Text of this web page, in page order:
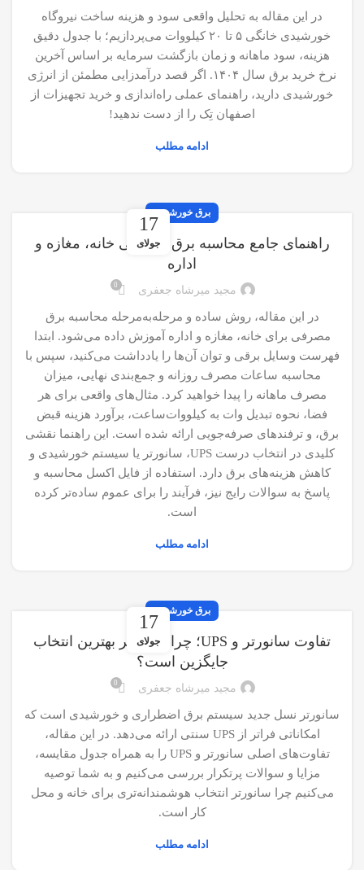
در این مقاله به تحلیل واقعی سود و هزینه ساخت نیروگاه
خورشیدی خانگی ۵ تا ۲۰ کیلووات می‌پردازیم؛ با جدول دقیق
هزینه، سود ماهانه و زمان بازگشت سرمایه بر اساس آخرین
نرخ خرید برق سال ۱۴۰۴. اگر قصد درآمدزایی مطمئن از انرژی
خورشیدی دارید، راهنمای عملی راه‌اندازی و خرید تجهیزات از
اصفهان تِک را از دست ندهید!
ادامه مطلب
17
جولای
برق خورشیدی
راهنمای جامع محاسبه برق مصرفی خانه، مغازه و
اداره
مجید میرشاه جعفری 0
در این مقاله، روش ساده و مرحله‌به‌مرحله محاسبه برق
مصرفی برای خانه، مغازه و اداره آموزش داده می‌شود. ابتدا
فهرست وسایل برقی و توان آن‌ها را یادداشت می‌کنید، سپس با
محاسبه ساعات مصرف روزانه و جمع‌بندی نهایی، میزان
مصرف ماهانه را پیدا خواهید کرد. مثال‌های واقعی برای هر
فضا، نحوه تبدیل وات به کیلووات‌ساعت، برآورد هزینه قبض
برق، و ترفندهای صرفه‌جویی ارائه شده است. این راهنما نقشی
کلیدی در انتخاب درست UPS، سانورتر یا سیستم خورشیدی و
کاهش هزینه‌های برق دارد. استفاده از فایل اکسل محاسبه و
پاسخ به سوالات رایج نیز، فرآیند را برای عموم ساده‌تر کرده
است.
ادامه مطلب
17
جولای
برق خورشیدی
تفاوت سانورتر و UPS؛ چرا سانورتر بهترین انتخاب
جایگزین است؟
مجید میرشاه جعفری 0
سانورتر نسل جدید سیستم برق اضطراری و خورشیدی است که
امکاناتی فراتر از UPS سنتی ارائه می‌دهد. در این مقاله،
تفاوت‌های اصلی سانورتر و UPS را به همراه جدول مقایسه،
مزایا و سوالات پرتکرار بررسی می‌کنیم و به شما توصیه
می‌کنیم چرا سانورتر انتخاب هوشمندانه‌تری برای خانه و محل
کار است.
ادامه مطلب